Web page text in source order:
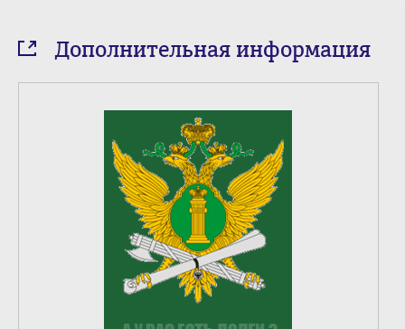
Дополнительная информация